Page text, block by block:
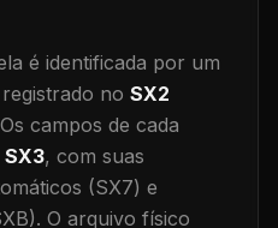
é identificada por um
no SX2
campos de cada
SX3, com suas
(SX7) e
O arquivo físico